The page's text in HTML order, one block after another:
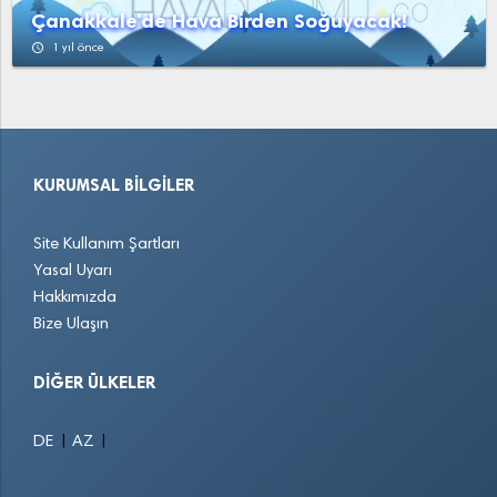
Çanakkale'de Hava Birden Soğuyacak!
access_time 1 yıl önce
KURUMSAL BILGILER
Site Kullanım Şartları
Yasal Uyarı
Hakkımızda
Bize Ulaşın
DIĞER ÜLKELER
DE AZ